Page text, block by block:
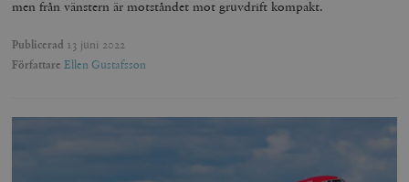
men från vänstern är motståndet mot gruvdrift kompakt.
Publicerad 13 juni 2022
Författare Ellen Gustafsson